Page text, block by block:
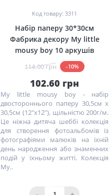
Код товару: 3311
Набір паперу 30*30см
Фабрика декору My little
mousy boy 10 аркушів
114.00 грн -10%
102.60 грн
My little mousy boy - набір
двостороннього паперу 30,5см х
30,5см (12"x12"), щільністю 200г/м.
Це ніжна дитяча шеббі колекція
для створення фотоальбомів із
фотографіями малюків на їхній
день народження або знаменних
подій у їхньому житті. Колекція
My..